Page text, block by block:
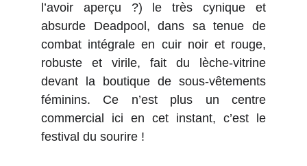
l’avoir aperçu ?) le très cynique et
absurde Deadpool, dans sa tenue de
combat intégrale en cuir noir et rouge,
robuste et virile, fait du lèche-vitrine
devant la boutique de sous-vêtements
féminins. Ce n’est plus un centre
commercial ici en cet instant, c’est le
festival du sourire !